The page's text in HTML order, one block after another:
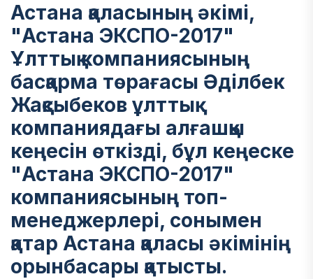
Астана қаласының әкімі,
"Астана ЭКСПО-2017"
Ұлттық компаниясының
басқарма төрағасы Әділбек
Жақсыбеков ұлттық
компаниядағы алғашқы
кеңесін өткізді, бұл кеңеске
"Астана ЭКСПО-2017"
компаниясының топ-
менеджерлері, сонымен
қатар Астана қаласы әкімінің
орынбасары қатысты.